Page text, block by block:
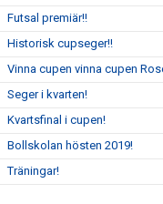
Futsal premiär!!
Historisk cupseger!!
Vinna cupen vinna cupen
Seger i kvarten!
Kvartsfinal i cupen!
Bollskolan hösten 2019!
Träningar!